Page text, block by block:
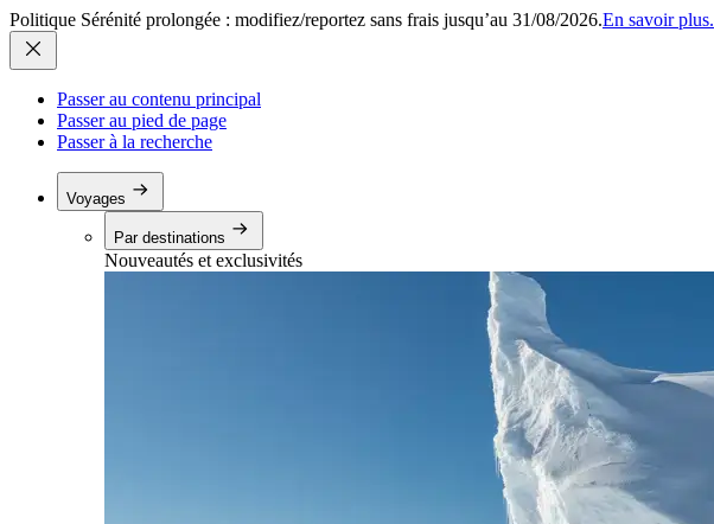
Politique Sérénité prolongée : modifiez/reportez sans frais jusqu’au 31/08/2026.En savoir plus.
Passer au contenu principal
Passer au pied de page
Passer à la recherche
Voyages
Par destinations
Nouveautés et exclusivités